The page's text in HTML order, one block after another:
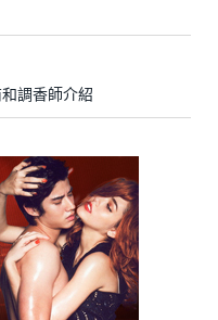
調香師介紹